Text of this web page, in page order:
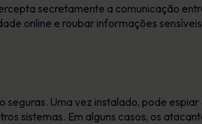
secretamente a comunicação
online e roubar informações
Uma vez instalado, pode
sistemas. Em alguns casos, os